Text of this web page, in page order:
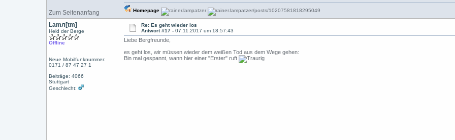
Zum Seitenanfang Homepage
Lamл[tm]
Held der Berge
Offline
Neue Mobilfunknummer:
0171 / 87 47 27 1
Beiträge: 4066
Stuttgart
Geschlecht:
Re: Es geht wieder los
Antwort #17 -07.11.2017 um 18:57:43
Liebe Bergfreunde,
es geht los, wir müssen wieder dem weißen Tod aus dem Wege gehen:
Bin mal gespannt, wann hier einer "Erster" ruft